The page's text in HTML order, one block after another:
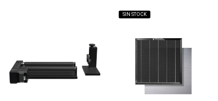
SIN STOCK